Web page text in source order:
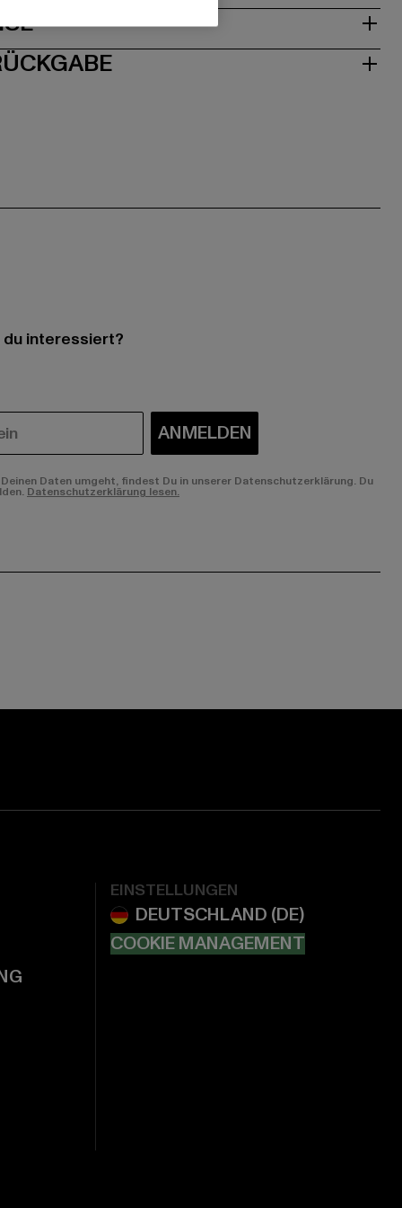
interessiert?
ANMELDEN
Daten umgeht, findest Du in unserer Datenschutzerklärung. Du
Datenschutzerklärung lesen.
EINSTELLUNGEN
COOKIE MANAGEMENT